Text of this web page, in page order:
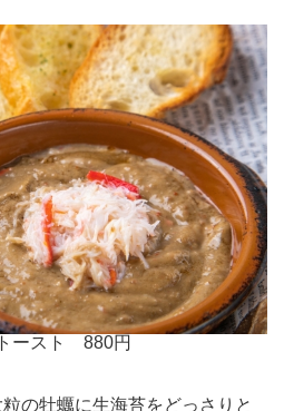
ースト 880円
の牡蠣に生海苔をどっさりと